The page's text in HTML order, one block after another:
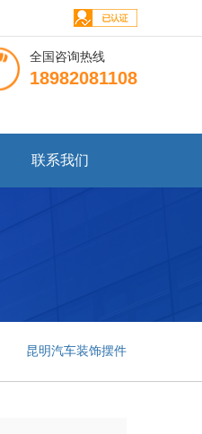
全国咨询热线
18982081108
联系我们
昆明汽车装饰摆件